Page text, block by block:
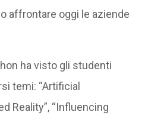
affrontare oggi le aziende
ha visto gli studenti
temi: “Artificial
Reality”, “Influencing